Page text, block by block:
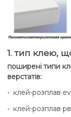
1. тип клею,
поширені типи
верстатів:
• клей-розплав
• клей-розплав